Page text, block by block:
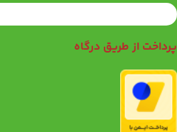
پرداخت از طریق درگاه